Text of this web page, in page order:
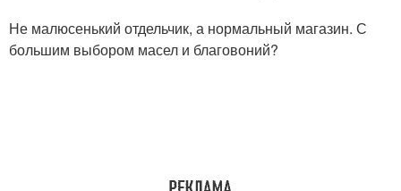
Не малюсенький отдельчик, а нормальный магазин. С
большим выбором масел и благовоний?